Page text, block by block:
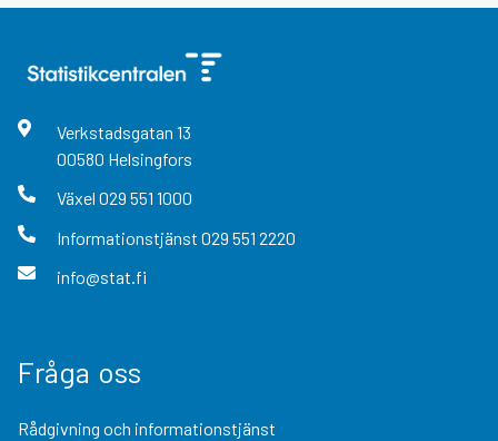
Verkstadsgatan 13
00580 Helsingfors
Växel 029 551 1000
Informationstjänst 029 551 2220
info@stat.fi
Fråga oss
Rådgivning och informationstjänst